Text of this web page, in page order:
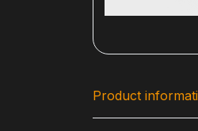
Product